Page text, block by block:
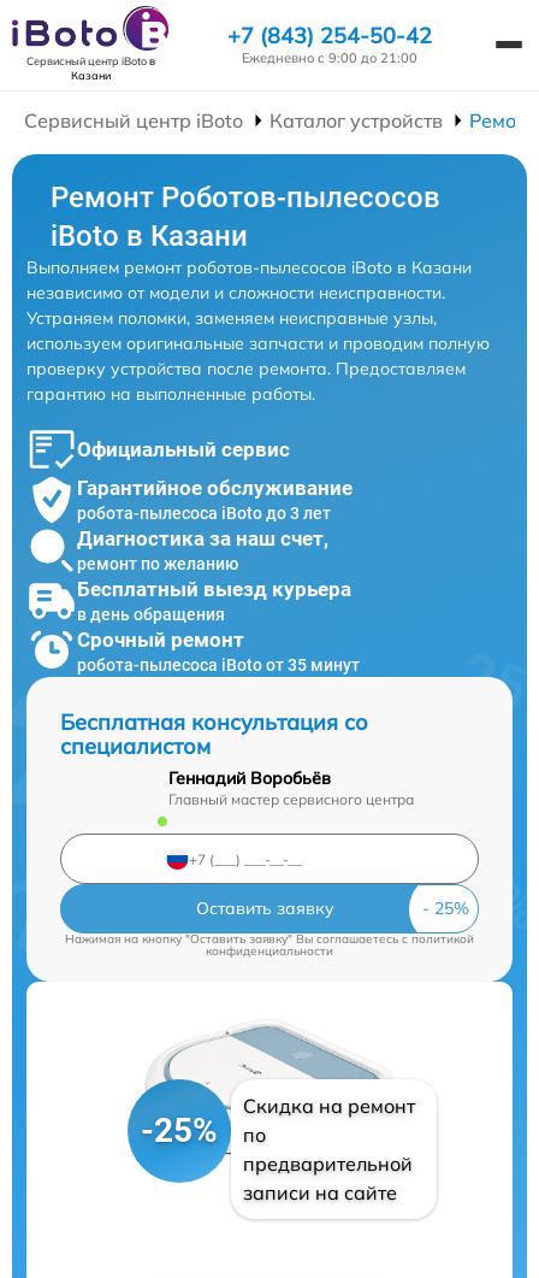
Сервисный центр iBotoв
Казани
+7 (843) 254-50-42
Ежедневно с 9:00 до 21:00
Сервисный центр iBoto Каталог устройств
Ремонт Роботов-пылесосов
iBoto в Казани
Выполняем ремонт роботов-пылесосов iBoto в Казани
независимо от модели и сложности неисправности.
Устраняем поломки, заменяем неисправные узлы,
используем оригинальные запчасти и проводим полную
проверку устройства после ремонта. Предоставляем
гарантию на выполненные работы.
Официальный сервис
Гарантийное обслуживание
робота-пылесоса iBoto до 3 лет
Диагностика за наш счет,
ремонт по желанию
Бесплатный выезд курьера
в день обращения
Срочный ремонт
робота-пылесоса iBoto от 35 минут
Бесплатная консультация со
специалистом
Геннадий Воробьёв
Главный мастер сервисного центра
Оставить заявку
Нажимая на кнопку "Оставить заявку" Вы соглашаетесь c политикой
конфиденциальности
-25%
Скидка на ремонт
по
предварительной
записи на сайте